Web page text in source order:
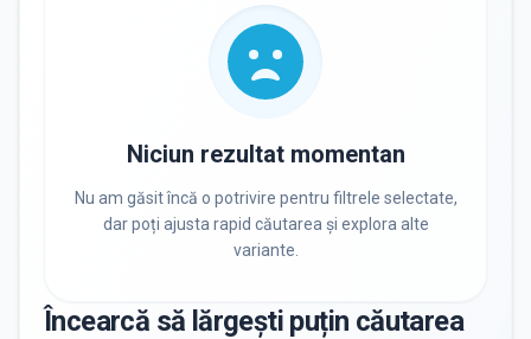
Niciun rezultat momentan
Nu am găsit încă o potrivire pentru filtrele selectate,
dar poți ajusta rapid căutarea și explora alte
variante.
Încearcă să lărgești puțin căutarea